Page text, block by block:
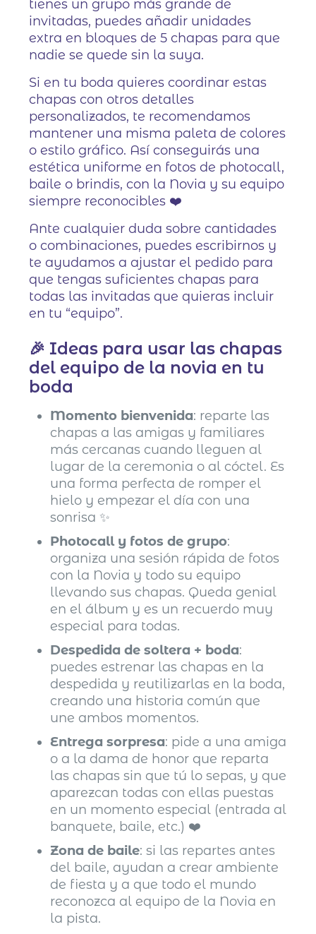
tienes un grupo más grande de
invitadas, puedes añadir unidades
extra en bloques de 5 chapas para que
nadie se quede sin la suya.
Si en tu boda quieres coordinar estas
chapas con otros detalles
personalizados, te recomendamos
mantener una misma paleta de colores
o estilo gráfico. Así conseguirás una
estética uniforme en fotos de photocall,
baile o brindis, con la Novia y su equipo
siempre reconocibles ❤️
Ante cualquier duda sobre cantidades
o combinaciones, puedes escribirnos y
te ayudamos a ajustar el pedido para
que tengas suficientes chapas para
todas las invitadas que quieras incluir
en tu “equipo”.
🎉 Ideas para usar las chapas
del equipo de la novia en tu
boda
Momento bienvenida: reparte las
chapas a las amigas y familiares
más cercanas cuando lleguen al
lugar de la ceremonia o al cóctel. Es
una forma perfecta de romper el
hielo y empezar el día con una
sonrisa ✨
Photocall y fotos de grupo:
organiza una sesión rápida de fotos
con la Novia y todo su equipo
llevando sus chapas. Queda genial
en el álbum y es un recuerdo muy
especial para todas.
Despedida de soltera + boda:
puedes estrenar las chapas en la
despedida y reutilizarlas en la boda,
creando una historia común que
une ambos momentos.
Entrega sorpresa: pide a una amiga
o a la dama de honor que reparta
las chapas sin que tú lo sepas, y que
aparezcan todas con ellas puestas
en un momento especial (entrada al
banquete, baile, etc.) ❤️
Zona de baile: si las repartes antes
del baile, ayudan a crear ambiente
de fiesta y a que todo el mundo
reconozca al equipo de la Novia en
la pista.